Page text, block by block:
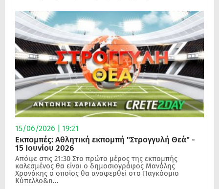
15/06/2026 | 19:21
Εκπομπές: Αθλητική εκπομπή "Στρογγυλή Θεά" -
15 Ιουνίου 2026
Απόψε στις 21:30 Στο πρώτο μέρος της εκπομπής
καλεσμένος θα είναι ο δημοσιογράφος Μανόλης
Χρονάκης ο οποίος θα αναφερθεί στο Παγκόσμιο
Κύπελλο&n...